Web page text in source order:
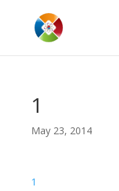
1
May 23, 2014
1